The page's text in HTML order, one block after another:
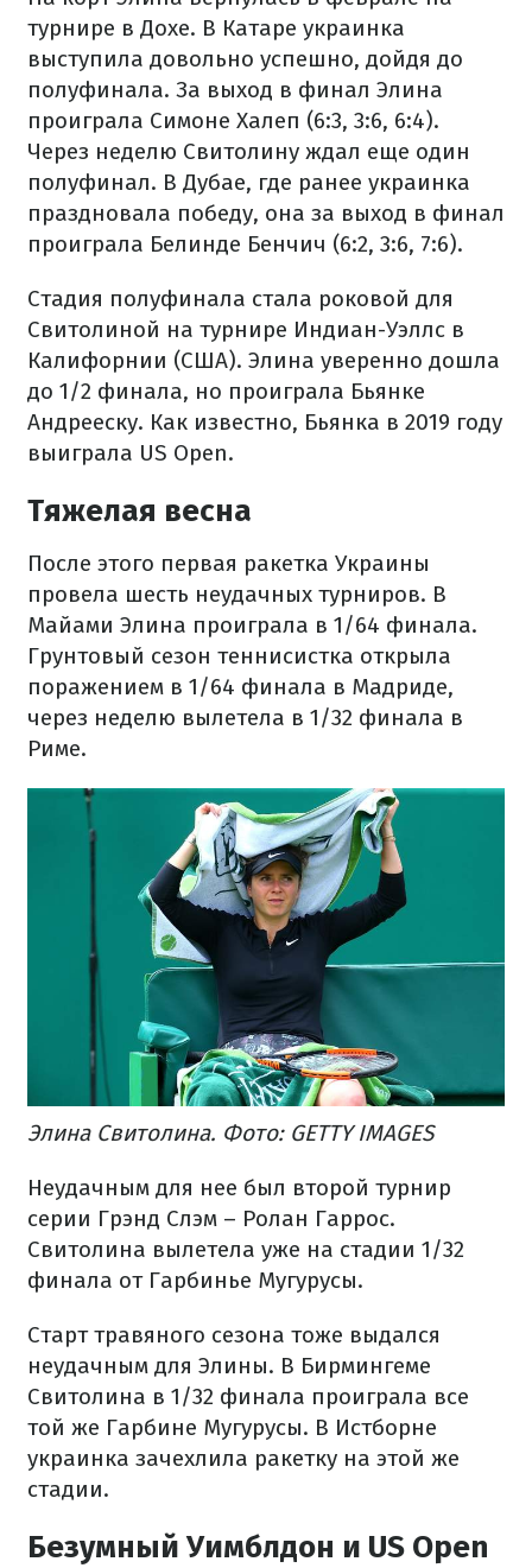
турнире в Дохе. В Катаре украинка
выступила довольно успешно, дойдя до
полуфинала. За выход в финал Элина
проиграла Симоне Халеп (6:3, 3:6, 6:4).
Через неделю Свитолину ждал еще один
полуфинал. В Дубае, где ранее украинка
праздновала победу, она за выход в финал
проиграла Белинде Бенчич (6:2, 3:6, 7:6).
Стадия полуфинала стала роковой для
Свитолиной на турнире Индиан-Уэллс в
Калифорнии (США). Элина уверенно дошла
до 1/2 финала, но проиграла Бьянке
Андрееску. Как известно, Бьянка в 2019 году
выиграла US Open.
Тяжелая весна
После этого первая ракетка Украины
провела шесть неудачных турниров. В
Майами Элина проиграла в 1/64 финала.
Грунтовый сезон теннисистка открыла
поражением в 1/64 финала в Мадриде,
через неделю вылетела в 1/32 финала в
Риме.
Элина Свитолина. Фото: GETTY IMAGES
Неудачным для нее был второй турнир
серии Грэнд Слэм – Ролан Гаррос.
Свитолина вылетела уже на стадии 1/32
финала от Гарбинье Мугурусы.
Старт травяного сезона тоже выдался
неудачным для Элины. В Бирмингеме
Свитолина в 1/32 финала проиграла все
той же Гарбине Мугурусы. В Истборне
украинка зачехлила ракетку на этой же
стадии.
Безумный Уимблдон и US Open